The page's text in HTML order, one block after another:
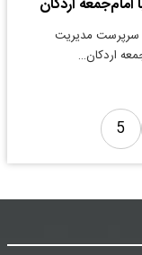
سرپرست مدیریت
اردکان…
5